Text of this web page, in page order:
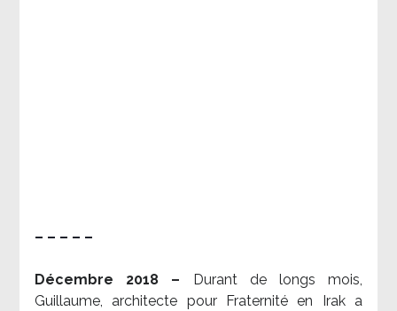
– – – – –
Décembre 2018 –
Durant de longs mois,
Guillaume, architecte pour Fraternité en Irak a